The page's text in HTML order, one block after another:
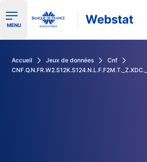
Ouvrir le menu de navigation
MENU Webstat
Accueil Jeux de données
Cnf